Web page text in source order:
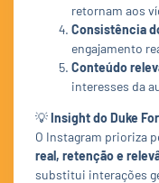
retornam aos
Consistência
engajamento
Conteúdo
interesses da
💡Insight do Duke
O Instagram prioriza
real, retenção e
substitui interações